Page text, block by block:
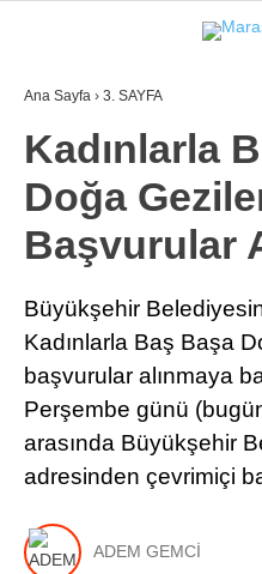
GALERİ VİDEO
GÜNDEM
3. SAYFA
SAĞLIK
EĞİTİM
KÜLTÜR SANAT
EKONOMİ
YAZARLAR
Ana Sayfa › 3. SAYFA
Kadınlarla
Doğa
Başvurular
Büyükşehir
Kadınlarla Baş Başa
başvurular alınmaya
Perşembe günü
arasında Büyükşehir
adresinden çevrimiçi
ADEM GEMCİ